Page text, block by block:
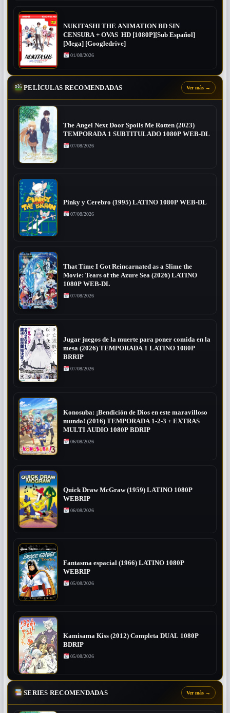
NUKITASHI THE ANIMATION BD SIN
CENSURA + OVAS HD [1080P][Sub Español]
[Mega] [Googledrive]
01/08/2026
PELÍCULAS RECOMENDADAS Ver más →
The Angel Next Door Spoils Me Rotten (2023)
TEMPORADA 1 SUBTITULADO 1080P WEB-DL
07/08/2026
Pinky y Cerebro (1995) LATINO 1080P WEB-DL
07/08/2026
That Time I Got Reincarnated as a Slime the
Movie: Tears of the Azure Sea (2026) LATINO
1080P WEB-DL
07/08/2026
Jugar juegos de la muerte para poner comida en la
mesa (2026) TEMPORADA 1 LATINO 1080P
BRRIP
07/08/2026
Konosuba: ¡Bendición de Dios en este maravilloso
mundo! (2016) TEMPORADA 1-2-3 + EXTRAS
MULTI AUDIO 1080P BDRIP
06/08/2026
Quick Draw McGraw (1959) LATINO 1080P
WEBRIP
06/08/2026
Fantasma espacial (1966) LATINO 1080P
WEBRIP
05/08/2026
Kamisama Kiss (2012) Completa DUAL 1080P
BDRIP
05/08/2026
SERIES RECOMENDADAS Ver más →